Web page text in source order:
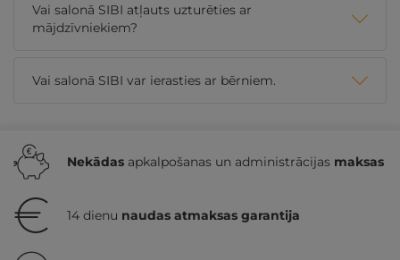
Vai salonā SIBI atļauts uzturēties ar
mājdzīvniekiem?
Vai salonā SIBI var ierasties ar bērniem.
Nekādas apkalpošanas un administrācijas maksas
14 dienu naudas atmaksas garantija